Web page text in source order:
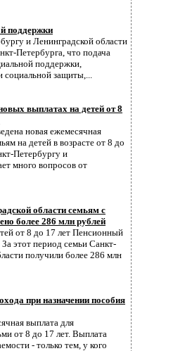
поддержки
и Ленинградской области
Петербурга, что подача
поддержки,
социальной защиты,...
выплатах на детей от 8
новая ежемесячная
на детей в возрасте от 8 до
Петербургу и
много вопросов от
области семьям с
более 286 млн рублей
от 8 до 17 лет Пенсионный
этот период семьи Санкт-
получили более 286 млн
при назначении пособия
выплата для
от 8 до 17 лет. Выплата
- только тем, у кого